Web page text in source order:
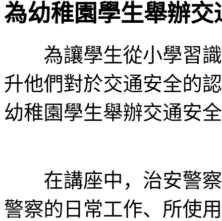
為幼稚園學生舉辦交
為讓學生從小學習識
升他們對於交通安全的
幼稚園學生舉辦交通安
在講座中，治安警察
警察的日常工作、所使